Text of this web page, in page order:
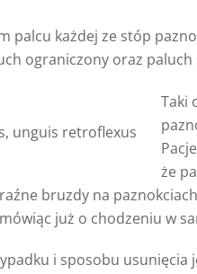
palcu każdej ze stóp
ograniczony oraz
unguis retroflexus
Taki
że
bruzdy na
już o chodzeniu w
i sposobu usunięcia